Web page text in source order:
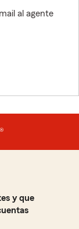
al agente
y que